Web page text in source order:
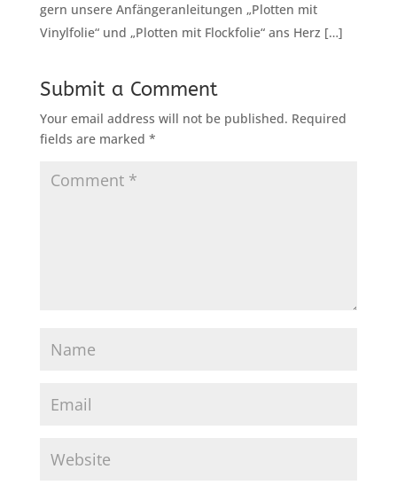
gern unsere Anfängeranleitungen „Plotten mit
Vinylfolie“ und „Plotten mit Flockfolie“ ans Herz […]
Submit a Comment
Your email address will not be published. Required
fields are marked *